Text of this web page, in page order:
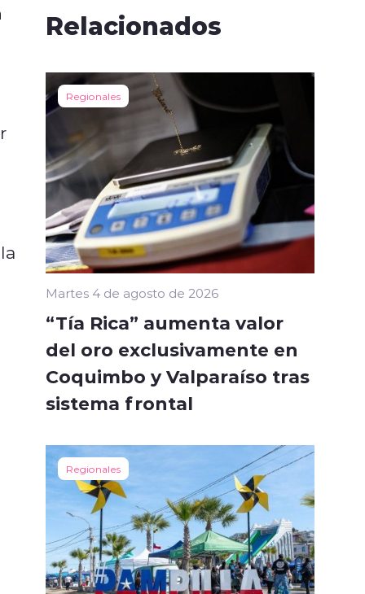
Relacionados
Regionales
Martes 4 de agosto de 2026
“Tía Rica” aumenta valor
del oro exclusivamente en
Coquimbo y Valparaíso tras
sistema frontal
Regionales